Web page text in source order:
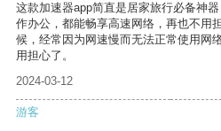
这款加速器app简直是居家旅行必备神
作办公，都能畅享高速网络，再也不用
候，经常因为网速慢而无法正常使用网
用担心了。
2024-03-12
游客